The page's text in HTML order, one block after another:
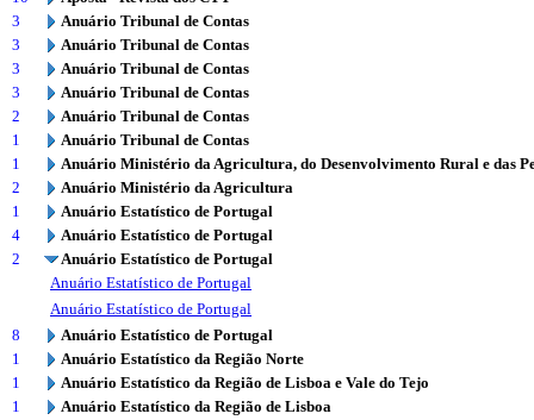
3
Anuário Tribunal de Contas
3
Anuário Tribunal de Contas
3
Anuário Tribunal de Contas
3
Anuário Tribunal de Contas
2
Anuário Tribunal de Contas
1
Anuário Tribunal de Contas
1
Anuário Ministério da Agricultura, do Desenvolvimento Rural e das
2
Anuário Ministério da Agricultura
1
Anuário Estatístico de Portugal
4
Anuário Estatístico de Portugal
2
Anuário Estatístico de Portugal
Anuário Estatístico de Portugal
Anuário Estatístico de Portugal
8
Anuário Estatístico de Portugal
1
Anuário Estatístico da Região Norte
1
Anuário Estatístico da Região de Lisboa e Vale do Tejo
1
Anuário Estatístico da Região de Lisboa